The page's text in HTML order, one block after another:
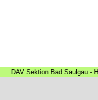
DAV Sektion Bad Saulgau -